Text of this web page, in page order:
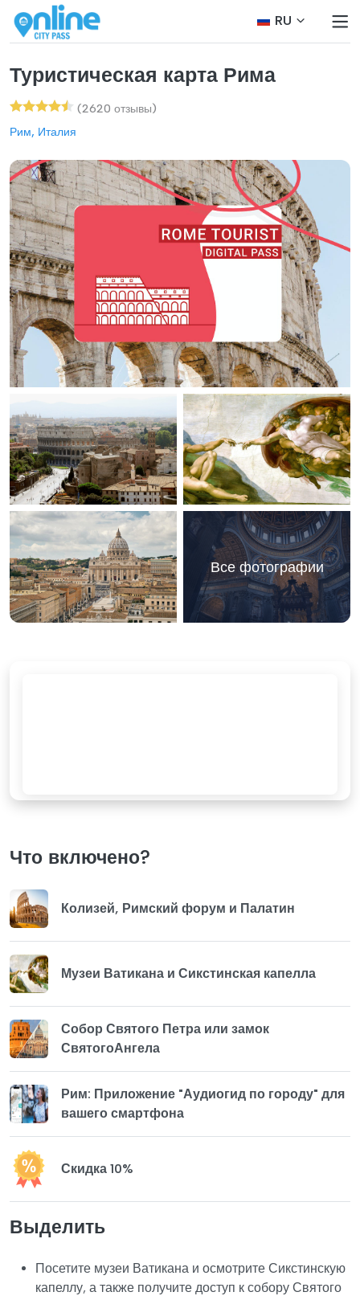
RU
Туристическая карта Рима
(2620 отзывы)
Рим, Италия
Все фотографии
Что включено?
Колизей, Римский форум и Палатин
Музеи Ватикана и Сикстинская капелла
Собор Святого Петра или замок
СвятогоАнгела
Рим: Приложение "Аудиогид по городу" для
вашего смартфона
Скидка 10%
Выделить
Посетите музеи Ватикана и осмотрите Сикстинскую
капеллу, а также получите доступ к собору Святого